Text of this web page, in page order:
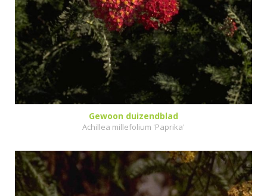
Gewoon duizendblad
Achillea millefolium 'Paprika'